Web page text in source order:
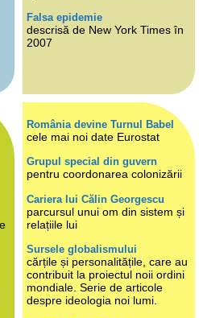
Falsa epidemie
descrisă de New York Times în
2007
România devine Turnul Babel
cele mai noi date Eurostat
Grupul special din guvern
pentru coordonarea colonizării
Cariera lui Călin Georgescu
parcursul unui om din sistem și
relațiile lui
Sursele globalismului
cărțile și personalitățile, care au
contribuit la proiectul noii ordini
mondiale. Serie de articole
despre ideologia noi lumi.